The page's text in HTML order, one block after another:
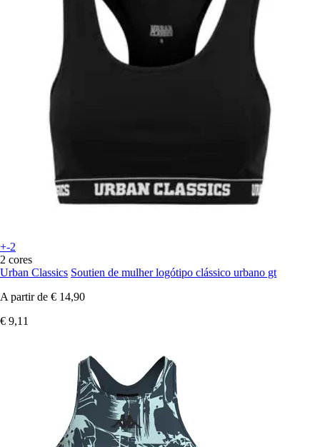
+-2
2 cores
Urban Classics Soutien de mulher logótipo clássico urbano gt
A partir de € 14,90
€ 9,11